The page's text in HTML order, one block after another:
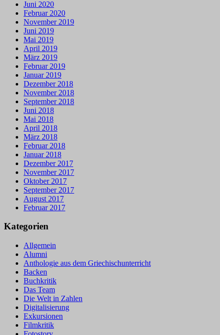
Juni 2020
Februar 2020
November 2019
Juni 2019
Mai 2019
April 2019
März 2019
Februar 2019
Januar 2019
Dezember 2018
November 2018
September 2018
Juni 2018
Mai 2018
April 2018
März 2018
Februar 2018
Januar 2018
Dezember 2017
November 2017
Oktober 2017
September 2017
August 2017
Februar 2017
Kategorien
Allgemein
Alumni
Anthologie aus dem Griechischunterricht
Backen
Buchkritik
Das Team
Die Welt in Zahlen
Digitalisierung
Exkursionen
Filmkritik